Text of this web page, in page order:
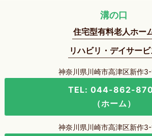
溝の口
住宅型有料老人ホー
リハビリ・デイサービ
神奈川県川崎市高津区新作
TEL: 044-862-
（ホーム）
神奈川県川崎市高津区新作